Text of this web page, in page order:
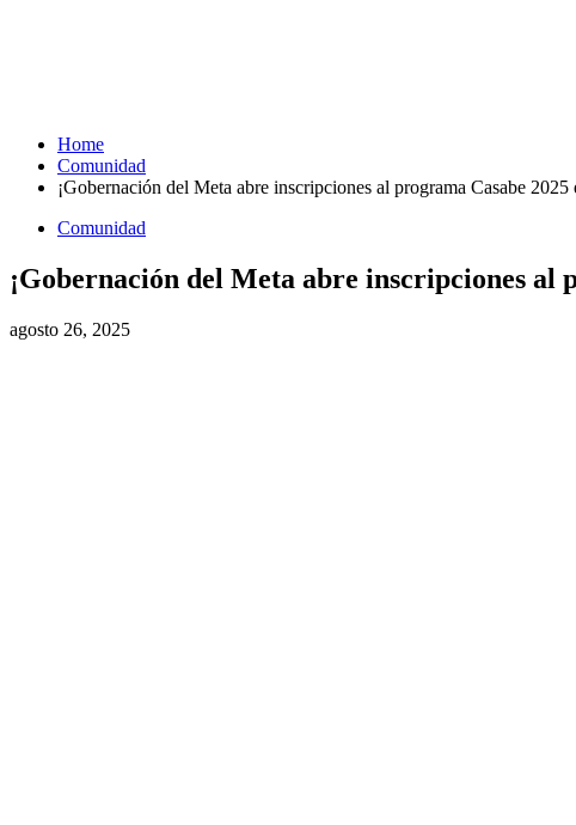
Home
Comunidad
¡Gobernación del Meta abre inscripciones al programa Casabe
Comunidad
¡Gobernación del Meta abre inscripciones al
agosto 26, 2025